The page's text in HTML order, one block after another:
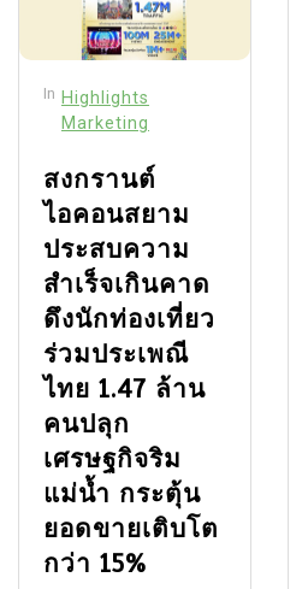
In Highlights
Marketing
สงกรานต์
ไอคอนสยาม
ประสบความ
สำเร็จเกินคาด
ดึงนักท่องเที่ยว
ร่วมประเพณี
ไทย 1.47 ล้าน
คนปลุก
เศรษฐกิจริม
แม่น้ำ กระตุ้น
ยอดขายเติบโต
กว่า 15%